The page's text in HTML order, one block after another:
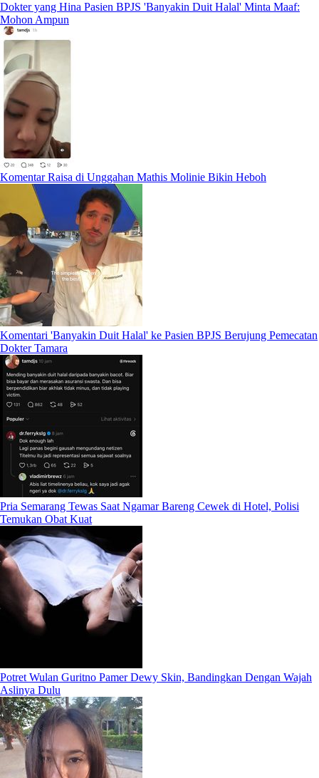
Dokter yang Hina Pasien BPJS 'Banyakin Duit Halal' Minta Maaf:
Mohon Ampun
Komentar Raisa di Unggahan Mathis Molinie Bikin Heboh
Komentari 'Banyakin Duit Halal' ke Pasien BPJS Berujung Pemecatan
Dokter Tamara
Pria Semarang Tewas Saat Ngamar Bareng Cewek di Hotel, Polisi
Temukan Obat Kuat
Potret Wulan Guritno Pamer Dewy Skin, Bandingkan Dengan Wajah
Aslinya Dulu